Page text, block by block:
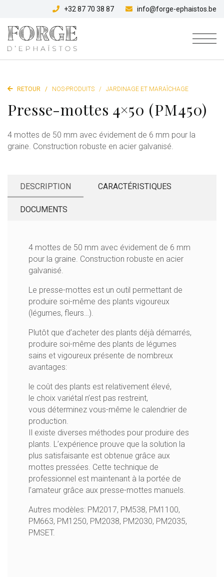
+32 87 70 38 87 info@forge-ephaistos.be
RETOUR / NOS-PRODUITS / JARDINAGE ET MARAÎCHAGE
Presse-mottes 4×50 (PM450)
4 mottes de 50 mm avec évidement de 6 mm pour la
graine. Construction robuste en acier galvanisé.
DESCRIPTION CARACTÉRISTIQUES
DOCUMENTS
4 mottes de 50 mm avec évidement de 6 mm
pour la graine. Construction robuste en acier
galvanisé.
Le presse-mottes est un outil permettant de
produire soi-même des plants vigoureux
(légumes, fleurs…).
Plutôt que d’acheter des plants déjà démarrés,
produire soi-même des plants de légumes
sains et vigoureux présente de nombreux
avantages:
le coût des plants est relativement élevé,
le choix variétal n’est pas restreint,
vous déterminez vous-même le calendrier de
production.
Il existe diverses méthodes pour produire des
plants. L’expérience prouve que la solution la
plus satisfaisante est obtenue grâce aux
mottes pressées. Cette technique de
professionnel est maintenant à la portée de
l’amateur grâce aux presse-mottes manuels.
Autres modèles: PM2017, PM538, PM1100,
PM663, PM1250, PM2038, PM2030, PM2035,
PMSET.